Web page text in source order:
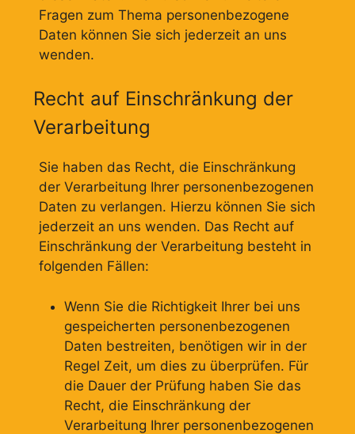
Fragen zum Thema personenbezogene
Daten können Sie sich jederzeit an uns
wenden.
Recht auf Einschränkung der
Verarbeitung
Sie haben das Recht, die Einschränkung
der Verarbeitung Ihrer personenbezogenen
Daten zu verlangen. Hierzu können Sie sich
jederzeit an uns wenden. Das Recht auf
Einschränkung der Verarbeitung besteht in
folgenden Fällen:
Wenn Sie die Richtigkeit Ihrer bei uns
gespeicherten personenbezogenen
Daten bestreiten, benötigen wir in der
Regel Zeit, um dies zu überprüfen. Für
die Dauer der Prüfung haben Sie das
Recht, die Einschränkung der
Verarbeitung Ihrer personenbezogenen